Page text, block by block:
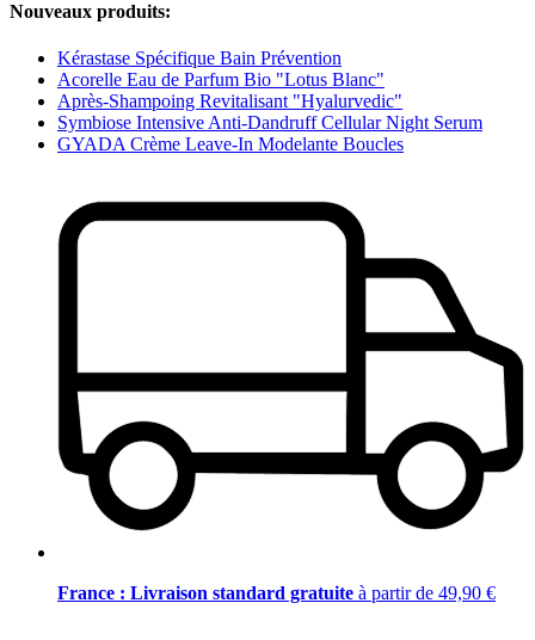
Nouveaux produits:
Kérastase Spécifique Bain Prévention
Acorelle Eau de Parfum Bio "Lotus Blanc"
Après-Shampoing Revitalisant "Hyalurvedic"
Symbiose Intensive Anti-Dandruff Cellular Night Serum
GYADA Crème Leave-In Modelante Boucles
France : Livraison standard gratuite à partir de 49,90 €